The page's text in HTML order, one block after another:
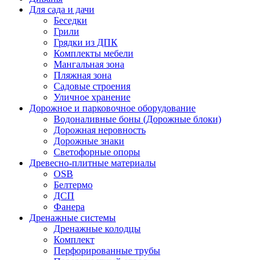
Для сада и дачи
Беседки
Грили
Грядки из ДПК
Комплекты мебели
Мангальная зона
Пляжная зона
Садовые строения
Уличное хранение
Дорожное и парковочное оборудование
Водоналивные боны (Дорожные блоки)
Дорожная неровность
Дорожные знаки
Светофорные опоры
Древесно-плитные материалы
OSB
Белтермо
ДСП
Фанера
Дренажные системы
Дренажные колодцы
Комплект
Перфорированные трубы